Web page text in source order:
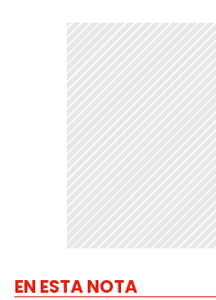
EN ESTA NOTA